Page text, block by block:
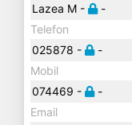
Lazea M -
-
Telefon
025878 -
-
Mobil
074469 -
-
Email